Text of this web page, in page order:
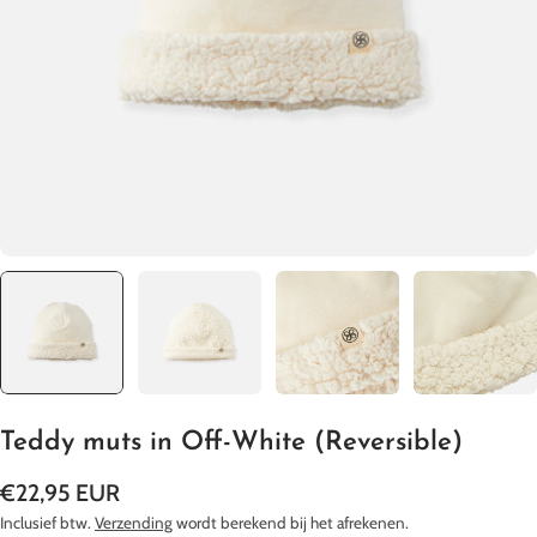
Teddy muts in Off-White (Reversible)
Normale
prijs
€22,95 EUR
Inclusief btw.Verzendingwordt berekend bij het afrekenen.
Longsleeves & Joggingbroekjes